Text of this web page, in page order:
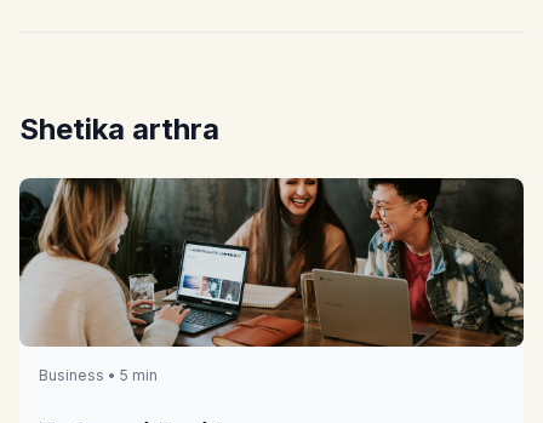
Shetika arthra
Business • 5 min